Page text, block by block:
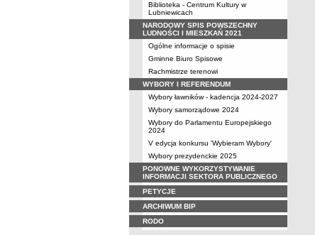
Biblioteka - Centrum Kultury w
Lubniewicach
NARODOWY SPIS POWSZECHNY
LUDNOŚCI I MIESZKAŃ 2021
Ogólne informacje o spisie
Gminne Biuro Spisowe
Rachmistrze terenowi
WYBORY I REFERENDUM
Wybory ławników - kadencja 2024-2027
Wybory samorządowe 2024
Wybory do Parlamentu Europejskiego
2024
V edycja konkursu 'Wybieram Wybory'
Wybory prezydenckie 2025
PONOWNE WYKORZYSTYWANIE
INFORMACJI SEKTORA PUBLICZNEGO
PETYCJE
ARCHIWUM BIP
RODO